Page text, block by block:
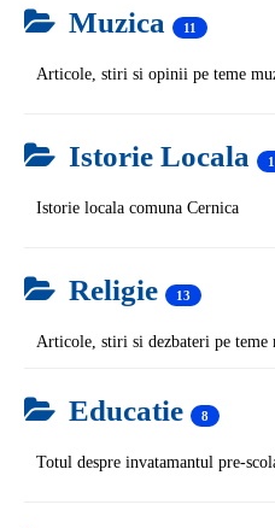
Muzica 11
Articole, stiri si opinii pe teme
Istorie Locala
Istorie locala comuna Cernica
Religie 13
Articole, stiri si dezbateri pe teme
Educatie 8
Totul despre invatamantul pre-